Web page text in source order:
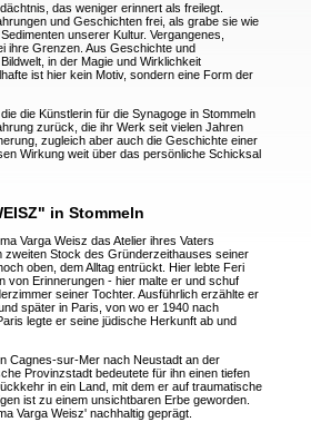
das weniger erinnert als freilegt.
und Geschichten frei, als grabe sie wie
unserer Kultur. Vergangenes,
ihre Grenzen. Aus Geschichte und
in der Magie und Wirklichkeit
ist hier kein Motiv, sondern eine Form der
die Künstlerin für die Synagoge in Stommeln
zurück, die ihr Werk seit vielen Jahren
zugleich aber auch die Geschichte einer
Wirkung weit über das persönliche Schicksal
in Stommeln
Varga Weisz das Atelier ihres Vaters
zweiten Stock des Gründerzeithauses seiner
oben, dem Alltag entrückt. Hier lebte Feri
von Erinnerungen - hier malte er und schuf
seiner Tochter. Ausführlich erzählte er
später in Paris, von wo er 1940 nach
legte er seine jüdische Herkunft ab und
Cagnes-sur-Mer nach Neustadt an der
Provinzstadt bedeutete für ihn einen tiefen
in ein Land, mit dem er auf traumatische
ist zu einem unsichtbaren Erbe geworden.
Varga Weisz' nachhaltig geprägt.